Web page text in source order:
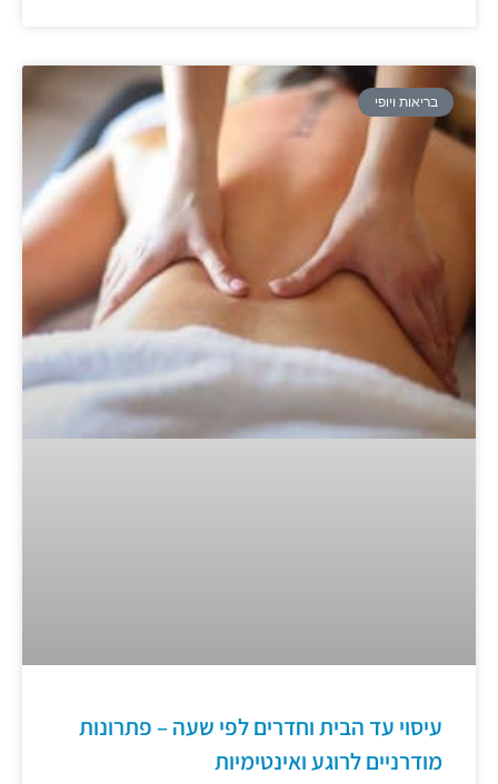
בריאות ויופי
עיסוי עד הבית וחדרים לפי שעה – פתרונות
מודרניים לרוגע ואינטימיות